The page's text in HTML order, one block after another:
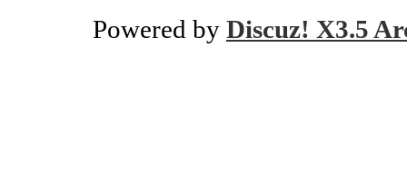
Powered by Discuz! X3.5